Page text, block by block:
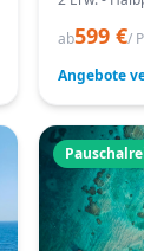
ab599 €/
Angebote